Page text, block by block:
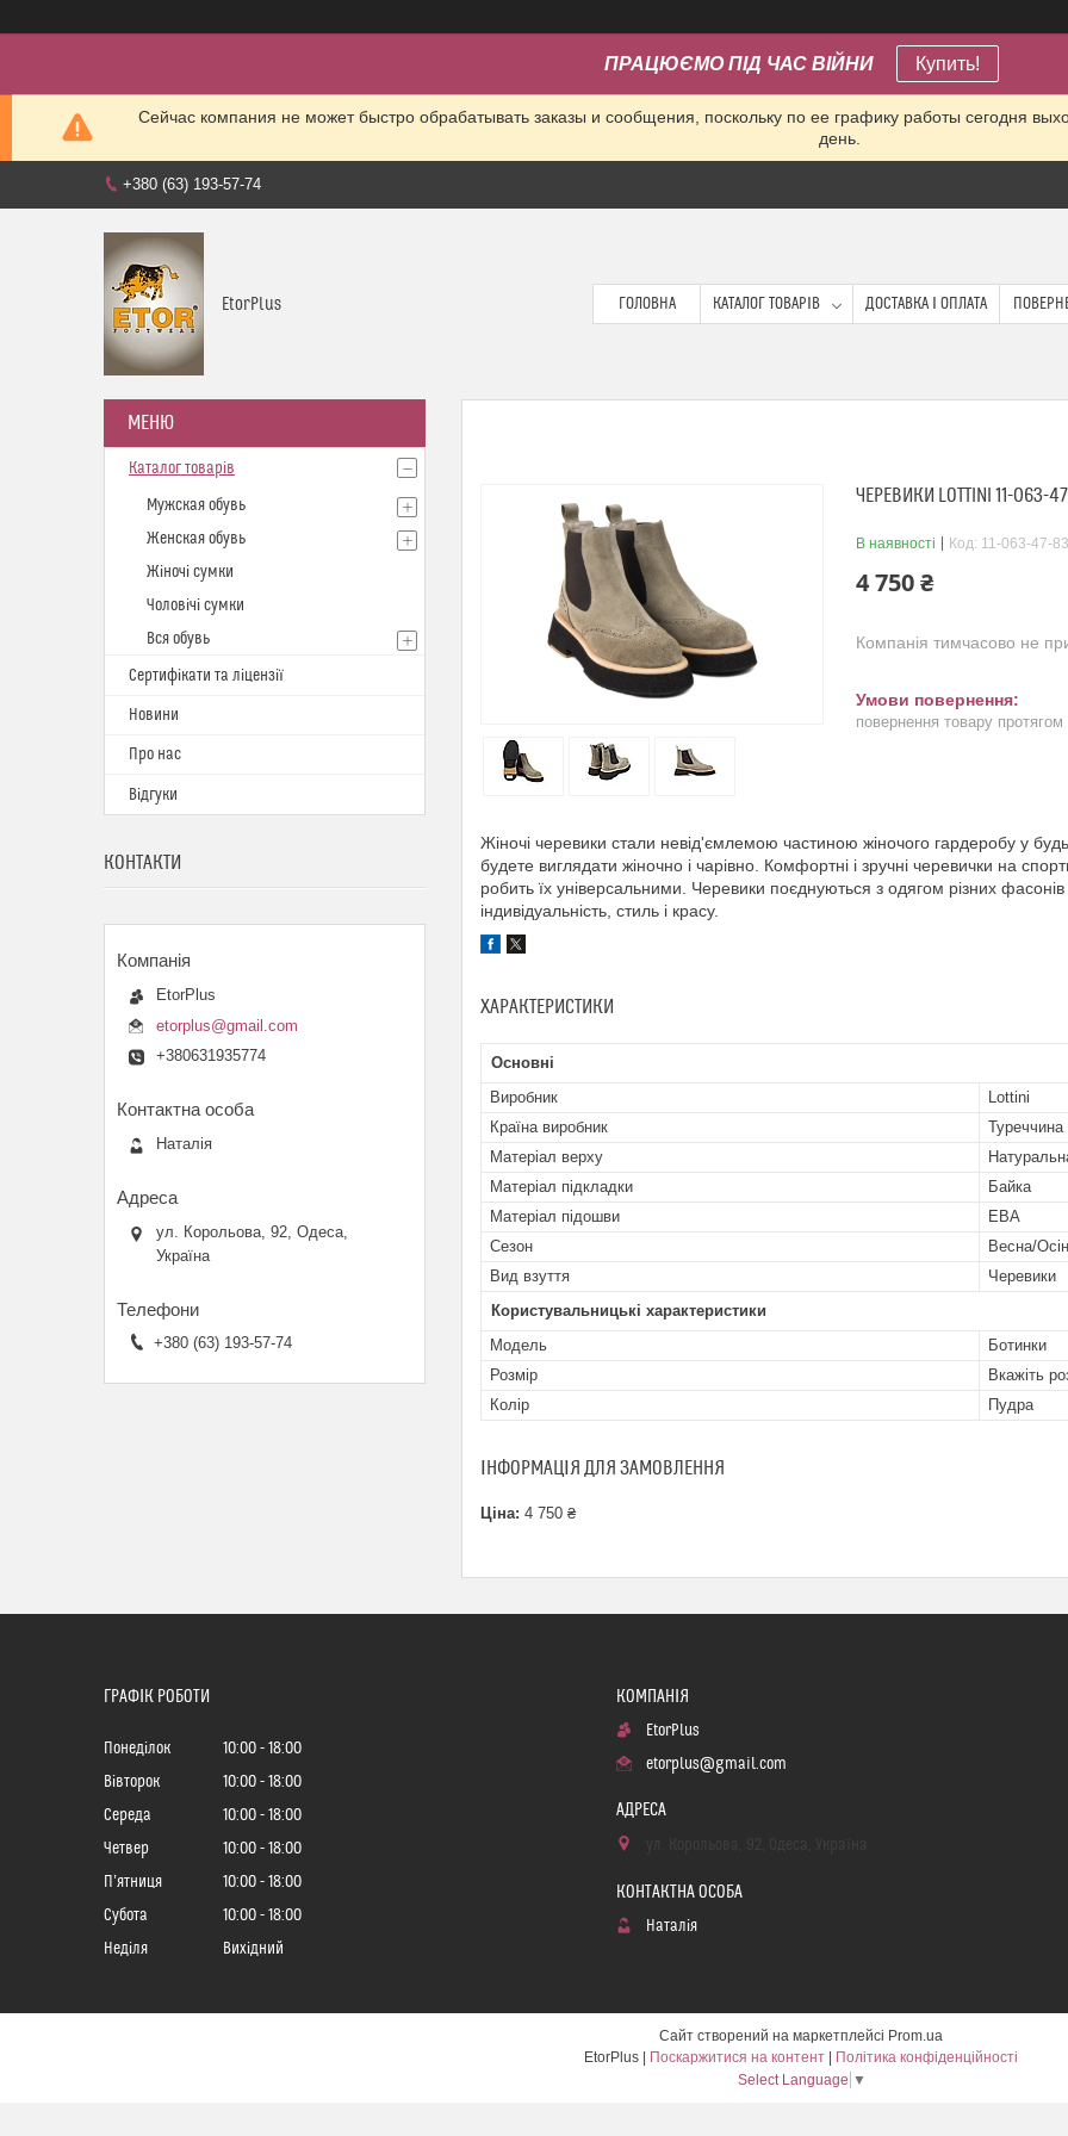
ПРАЦЮЄМО ПІД ЧАС ВІЙНИ Купить!
Сейчас компания не может быстро обрабатывать заказы и сообщения, поскольку по ее графику работы сегодня
день.
+380 (63) 193-57-74
EtorPlus ГОЛОВНА КАТАЛОГ ТОВАРІВ ДОСТАВКА І ОПЛАТА
ЧЕРЕВИКИ LOTTINI 11-063-
В наявності Код: 11-063-47-
4 750 ₴
Компанія тимчасово не
повернення товару протягом
Жіночі черевики стали невід'ємлемою частиною жіночого гардеробу у
будете виглядати жіночно і чарівно. Комфортні і зручні черевички на
робить їх універсальними. Черевики поєднуються з одягом різних
індивідуальність, стиль і красу.
ХАРАКТЕРИСТИКИ
Основні
Виробник
Lottini
Країна виробник
Туреччина
Матеріал верху
Матеріал підкладки
Байка
Матеріал підошви
ЕВА
Сезон
Весна/
Вид взуття
Черевики
Користувальницькі характеристики
Мoдель
Ботинки
Розмір
Вкажіть
Колір
Пудра
ІНФОРМАЦІЯ ДЛЯ ЗАМОВЛЕННЯ
Ціна: 4 750 ₴
Каталог товарів
Мужская обувь
Женская обувь
Жіночі сумки
Чоловічі сумки
Вся обувь
Сертифікати та ліцензії
Новини
Про нас
Відгуки
КОНТАКТИ
EtorPlus
etorplus@gmail.com
+380631935774
Наталія
ул. Корольова, 92, Одеса,
Україна
+380 (63) 193-57-74
ГРАФІК РОБОТИ
Понеділок 10:00
18:00
Вівторок
10:00
18:00
Середа
10:00
18:00
Четвер
10:00
18:00
Пʼятниця
10:00
18:00
Субота
10:00
18:00
Неділя
Вихідний
EtorPlus
etorplus@gmail.com
Наталія
Сайт створений на маркетплейсі Prom.ua
Поскаржитися на контент
Політика конфіденційності
Select Language ▼